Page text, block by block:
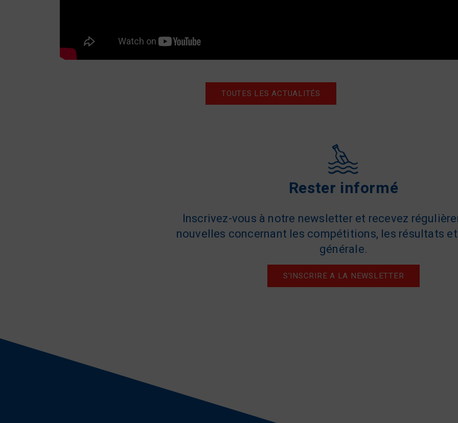
TOUTES LES ACTUALITÉS
Rester informé
Inscrivez-vous à notre newsletter et recevez
nouvelles concernant les compétitions, les résultats
générale.
S'INSCRIRE A LA NEWSLETTER